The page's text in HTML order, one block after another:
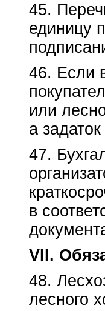
45.
единицу
46. Если
или
а
47.
в
VII.
48.
лесного